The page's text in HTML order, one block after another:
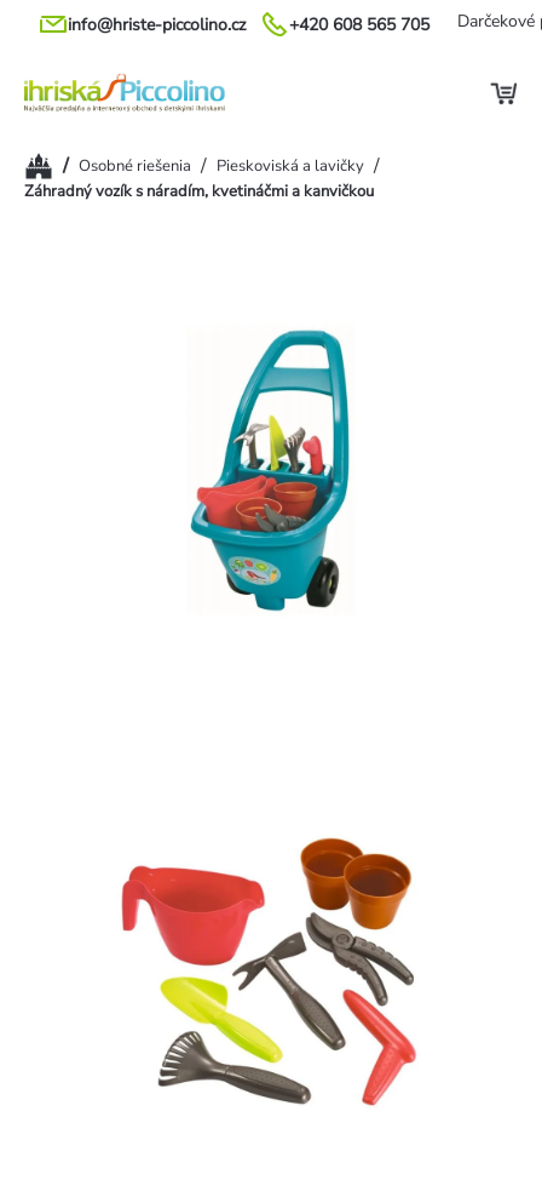
Prejsť
+420 608 565 705
info@hriste-piccolino.cz Darčekové
Domov
/ Osobné riešenia / Pieskoviská a lavičky /
Záhradný vozík s náradím, kvetináčmi a kanvičkou